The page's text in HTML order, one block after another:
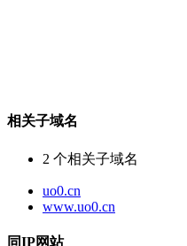
相关子域名
2 个相关子域名
uo0.cn
www.uo0.cn
同IP网站